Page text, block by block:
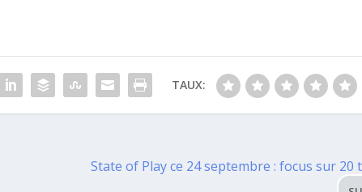
TAUX:
State of Play ce 24 septembre : focus sur 20